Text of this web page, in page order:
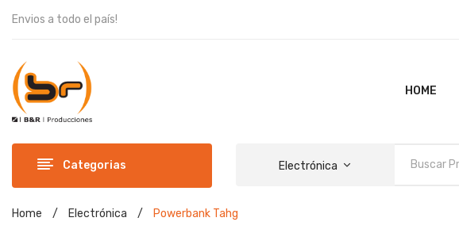
Envios a todo el país!
HOME
Categorias Electrónica
Home / Electrónica / Powerbank Tahg